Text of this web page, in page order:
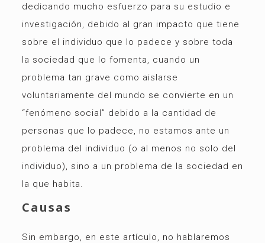
dedicando mucho esfuerzo para su estudio e
investigación, debido al gran impacto que tiene
sobre el individuo que lo padece y sobre toda
la sociedad que lo fomenta, cuando un
problema tan grave como aislarse
voluntariamente del mundo se convierte en un
“fenómeno social” debido a la cantidad de
personas que lo padece, no estamos ante un
problema del individuo (o al menos no solo del
individuo), sino a un problema de la sociedad en
la que habita.
Causas
Sin embargo, en este artículo, no hablaremos